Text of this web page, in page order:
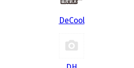
DeCool